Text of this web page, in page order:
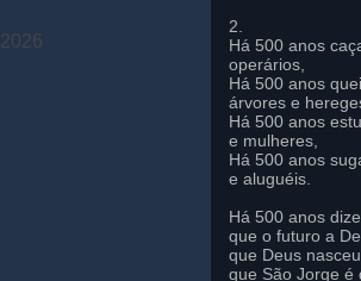
2.
Há 500 anos
operários,
Há 500 anos
árvores e
Há 500 anos
e mulheres,
Há 500 anos
e aluguéis.
Há 500 anos
que o futuro a
que Deus
que São Jorge é